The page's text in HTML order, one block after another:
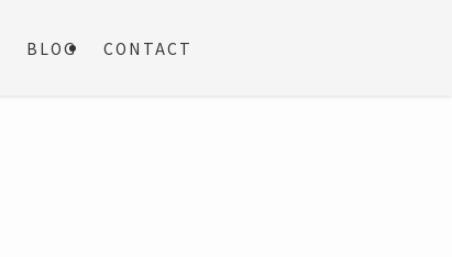
BLOG CONTACT